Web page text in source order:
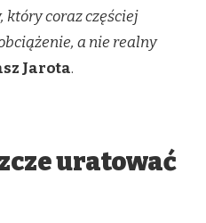
który coraz częściej
a nie realny
Jarota.
uratować